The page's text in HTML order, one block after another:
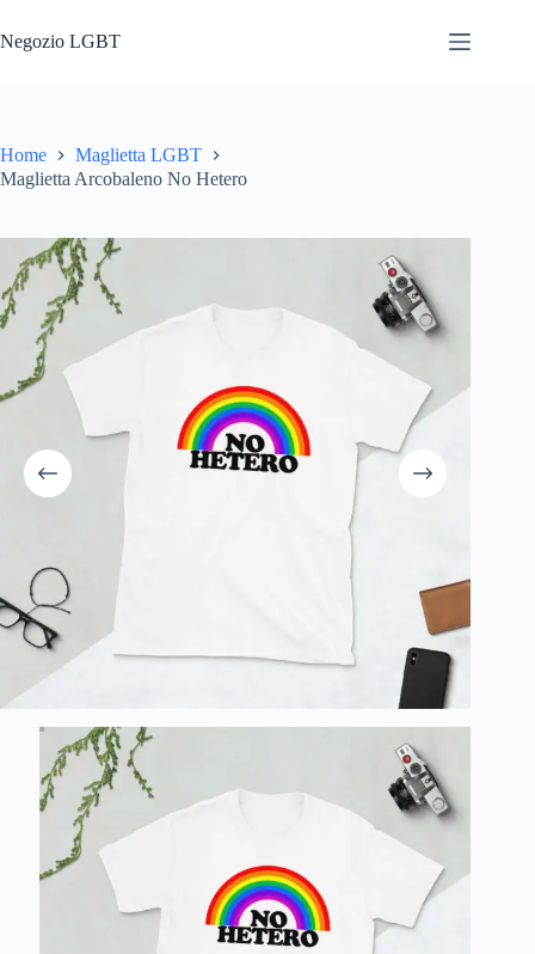
al
contenuto
Negozio LGBT
Home
Maglietta LGBT
Maglietta Arcobaleno No Hetero